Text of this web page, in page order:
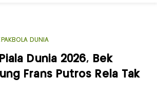
DUNIA
Dunia 2026, Bek
Frans Putros Rela Tak